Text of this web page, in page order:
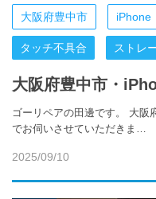
大阪府豊中市 iPhone
タッチ不具合 ストレ
大阪府豊中市・
ゴーリペアの田邊です。 大阪
でお伺いさせていただきま…
2025/09/10